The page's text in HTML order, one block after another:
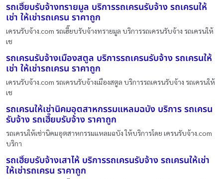
รถเฮี๊ยบรับจ้างทรายมูล บริการรถเครนรับจ้าง รถเครนให้
เช่า ให้เช่ารถเครน ราคาถูก
เครนรับจ้าง.com รถเฮี๊ยบรับจ้างทรายมูล บริการรถเครนรับจ้าง รถเครนให้
เช
รถเครนรับจ้างเมืองสตูล บริการรถเครนรับจ้าง รถเครนให้
เช่า ให้เช่ารถเครน ราคาถูก
เครนรับจ้าง.com รถเครนรับจ้างเมืองสตูล บริการรถเครนรับจ้าง รถเครนให้
เช
รถเครนให้เช่านิคมอุตสาหกรรมแหลมฉบัง บริการ รถเครน
รับจ้าง รถเฮี๊ยบรับจ้าง ราคาถูก
รถเครนให้เช่านิคมอุตสาหกรรมแหลมฉบัง ให้บริการโดย เครนรับจ้าง.com
บริกา
รถเฮี๊ยบรับจ้างเสาไห้ บริการรถเครนรับจ้าง รถเครนให้เช่า
ให้เช่ารถเครน ราคาถูก